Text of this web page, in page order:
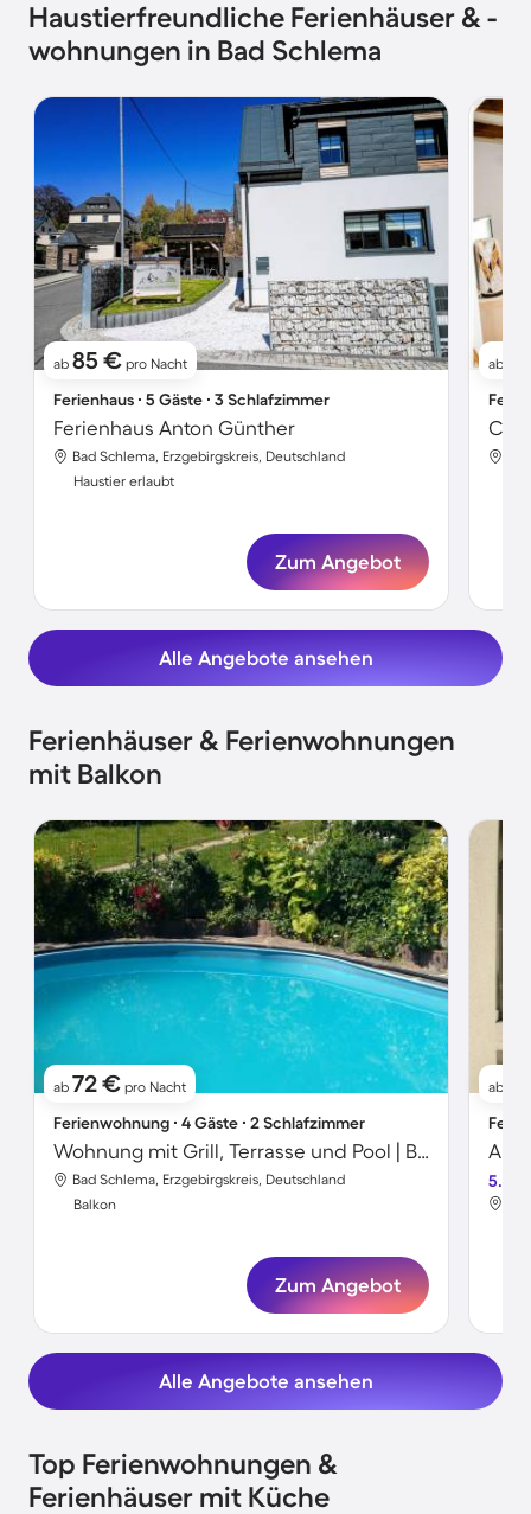
Haustierfreundliche Ferienhäuser & -
wohnungen in Bad Schlema
ab 85 € pro Nacht
Ferienhaus ∙ 5 Gäste ∙ 3 Schlafzimmer
Ferienhaus Anton Günther
Bad Schlema, Erzgebirgskreis, Deutschland
Haustier erlaubt
Zum Angebot
ab
Alle Angebote ansehen
Ferienhäuser & Ferienwohnungen
mit Balkon
ab 72 € pro Nacht
Ferienwohnung ∙ 4 Gäste ∙ 2 Schlafzimmer
Wohnung mit Grill, Terrasse und Pool | Bergblick
Bad Schlema, Erzgebirgskreis, Deutschland
Balkon
Zum Angebot
ab
5.0
Alle Angebote ansehen
Top Ferienwohnungen &
Ferienhäuser mit Küche